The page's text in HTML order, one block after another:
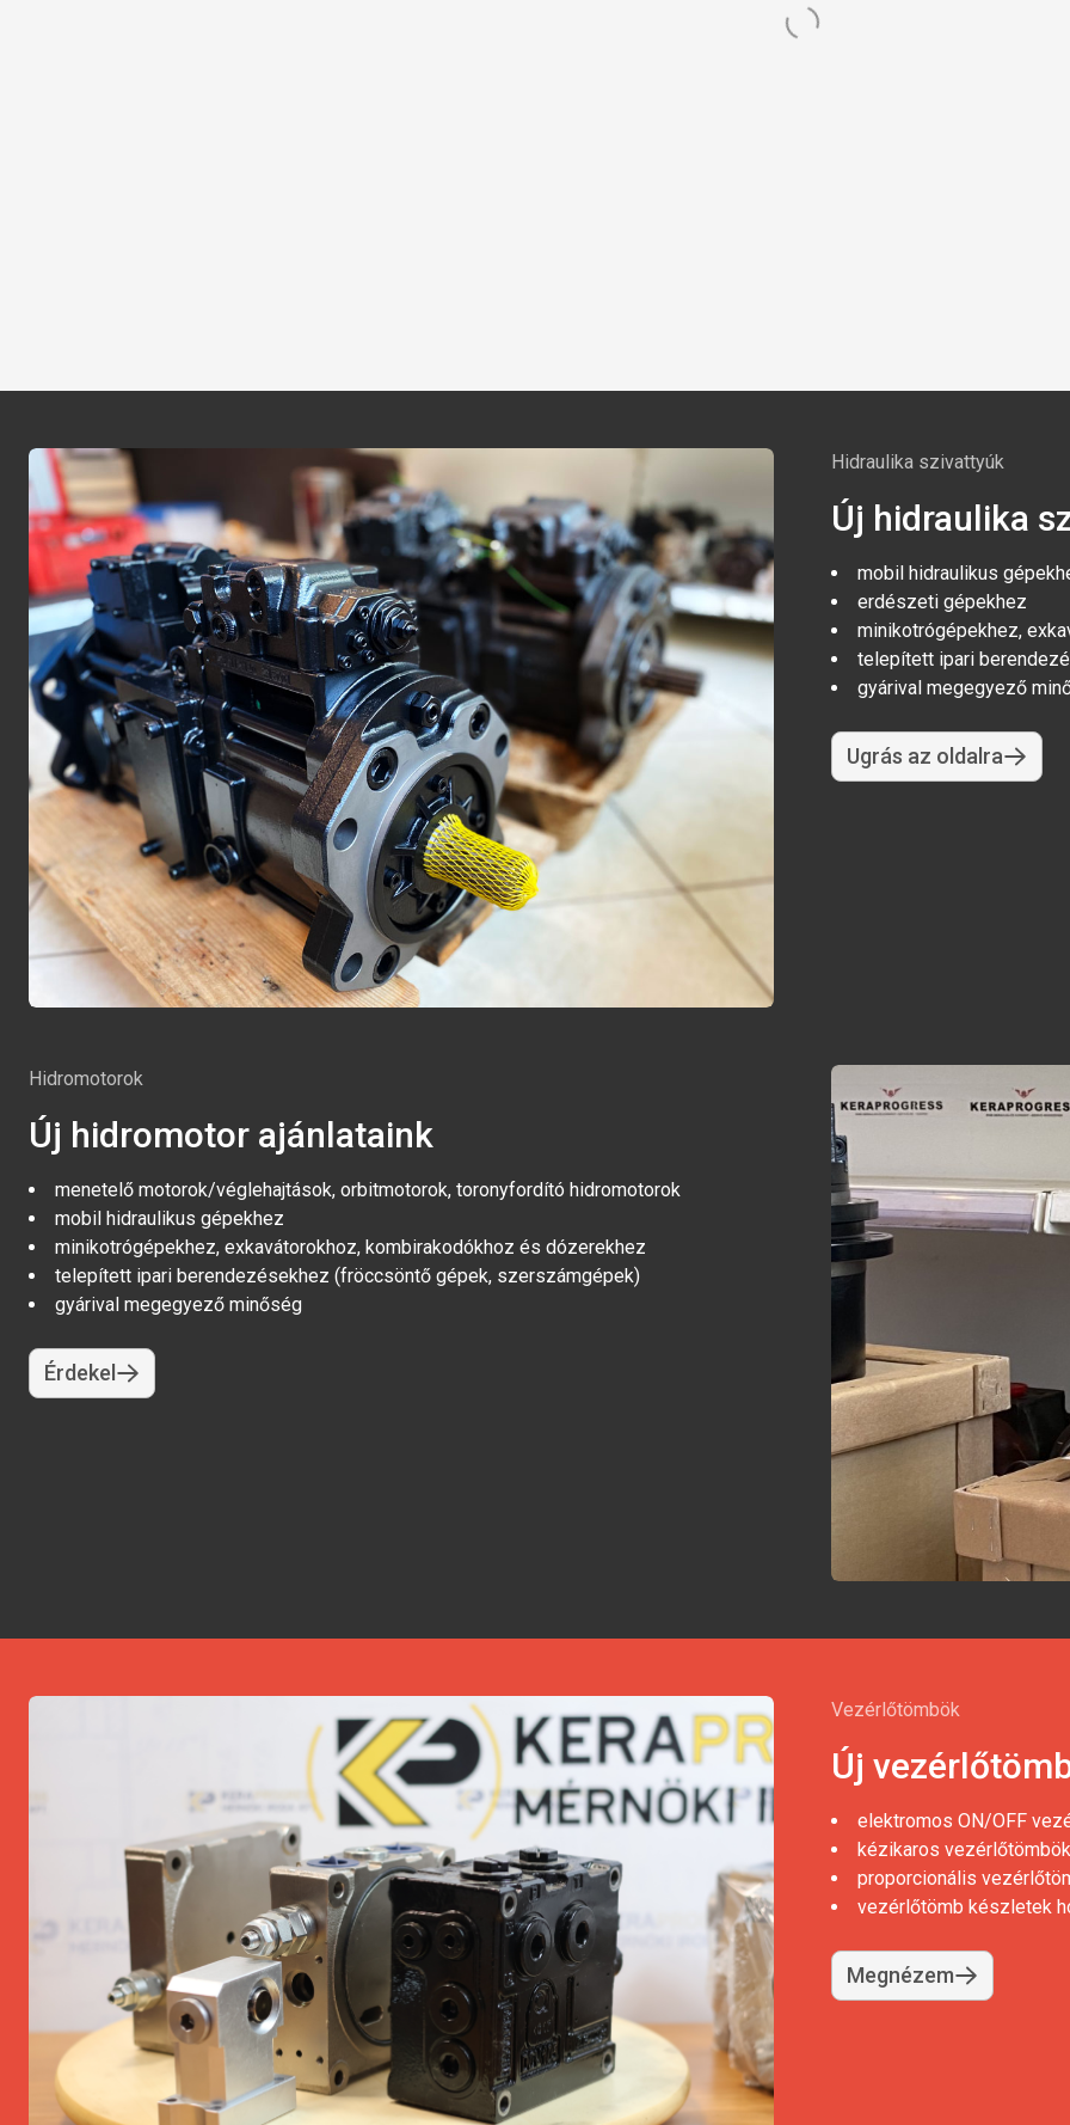
Hidraulika szivattyúk
Új hidraulika
mobil hidraulikus
erdészeti gépekhez
minikotrógépekhez,
telepített ipari
gyárival megegyező
Ugrás az oldalra
Hidromotorok
Új hidromotor ajánlataink
menetelő motorok/véglehajtások, orbitmotorok, toronyfordító hidromotorok
mobil hidraulikus gépekhez
minikotrógépekhez, exkavátorokhoz, kombirakodókhoz és dózerekhez
telepített ipari berendezésekhez (fröccsöntő gépek, szerszámgépek)
gyárival megegyező minőség
Érdekel
Vezérlőtömbök
Új
elektromos ON/OFF
kézikaros vezérlőtömbök
proporcionális
vezérlőtömb készletek
Megnézem